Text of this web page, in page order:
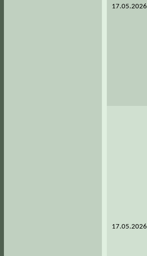
17.05.2026
17.05.2026